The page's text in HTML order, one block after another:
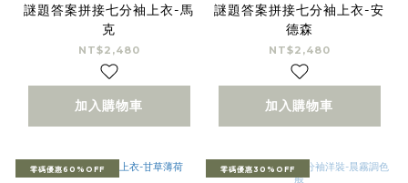
謎題答案拼接七分袖上衣-馬
克
NT$2,480
加入購物車
謎題答案拼接七分袖上衣-安
德森
NT$2,480
加入購物車
零碼優惠60%OFF 零碼優惠30%OFF